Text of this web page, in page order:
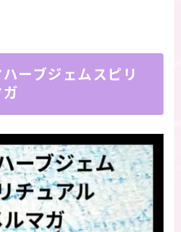
ハーブジェムスピリ